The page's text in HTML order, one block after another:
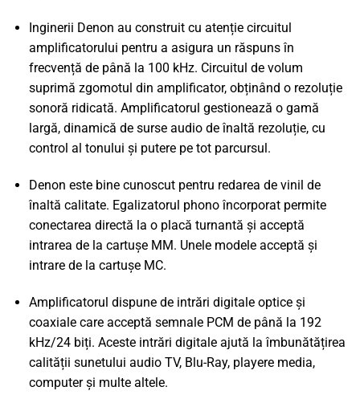
Inginerii Denon au construit cu atenție circuitul
amplificatorului pentru a asigura un răspuns în
frecvență de până la 100 kHz. Circuitul de volum
suprimă zgomotul din amplificator, obținând o rezoluție
sonoră ridicată. Amplificatorul gestionează o gamă
largă, dinamică de surse audio de înaltă rezoluție, cu
control al tonului și putere pe tot parcursul.
Denon este bine cunoscut pentru redarea de vinil de
înaltă calitate. Egalizatorul phono încorporat permite
conectarea directă la o placă turnantă și acceptă
intrarea de la cartușe MM. Unele modele acceptă și
intrare de la cartușe MC.
Amplificatorul dispune de intrări digitale optice și
coaxiale care acceptă semnale PCM de până la 192
kHz/24 biți. Aceste intrări digitale ajută la îmbunătățirea
calității sunetului audio TV, Blu-Ray, playere media,
computer și multe altele.